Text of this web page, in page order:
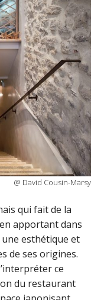
@ David Cousin-Marsy
qui fait de la
apportant dans
esthétique et
de ses origines.
ce
du restaurant